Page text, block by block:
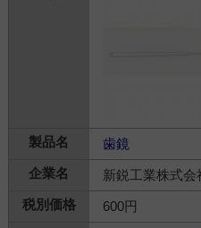
歯鏡
新鋭工業株式会
600円